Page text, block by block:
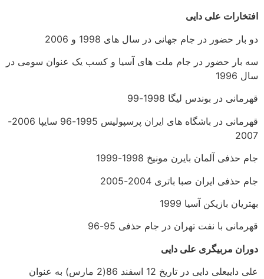
افتخارات علی دایی
دو بار حضور در جام جهانی در سال‌ های 1998 و 2006
سه بار حضور در جام‌ ملت‌ های آسیا و کسب یک عنوان سومی در
سال 1996
قهرمانی در بوندس لیگا 1998-99
قهرمانی در باشگاه‌ های ایران پرسپولیس 1995-96 سایپا 2006-
2007
جام حذفی آلمان بایرن مونیخ 1998-1999
جام حذفی ایران صبا باتری 2004-2005
بهتریان بازیکن آسیا 1999
قهرمانی با نفت تهران در جام حذفی 95-96
دوران مربیگری علی دایی
علی داییعلی دایی در تاریخ 12 اسفند 86(2 مارس) به عنوان